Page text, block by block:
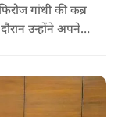
गांधी की कब्र
उन्होंने अपने